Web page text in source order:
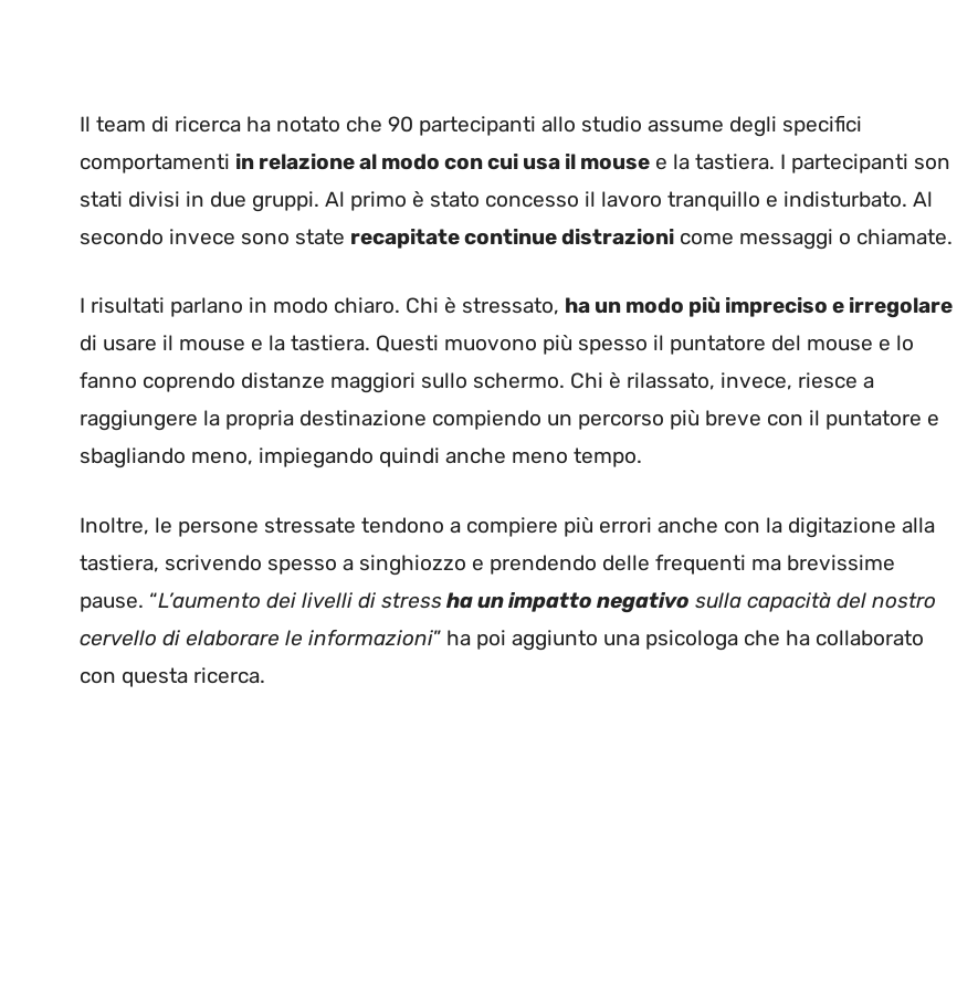
Il team di ricerca ha notato che 90 partecipanti allo studio assume degli specifici
comportamenti in relazione al modo con cui usa il mouse e la tastiera. I partecipanti son
stati divisi in due gruppi. Al primo è stato concesso il lavoro tranquillo e indisturbato. Al
secondo invece sono state recapitate continue distrazioni come messaggi o chiamate.
I risultati parlano in modo chiaro. Chi è stressato, ha un modo più impreciso e irregolare
di usare il mouse e la tastiera. Questi muovono più spesso il puntatore del mouse e lo
fanno coprendo distanze maggiori sullo schermo. Chi è rilassato, invece, riesce a
raggiungere la propria destinazione compiendo un percorso più breve con il puntatore e
sbagliando meno, impiegando quindi anche meno tempo.
Inoltre, le persone stressate tendono a compiere più errori anche con la digitazione alla
tastiera, scrivendo spesso a singhiozzo e prendendo delle frequenti ma brevissime
pause. “L’aumento dei livelli di stress ha un impatto negativo sulla capacità del nostro
cervello di elaborare le informazioni” ha poi aggiunto una psicologa che ha collaborato
con questa ricerca.